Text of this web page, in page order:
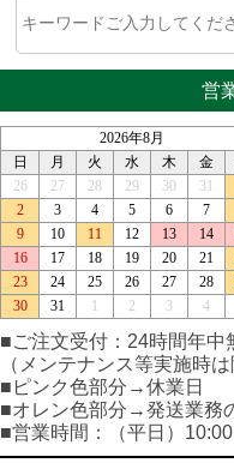
営
■ご注文受付：24時間年中
（メンテナンス等実施時は
■ピンク色部分→休業日
■オレン色部分→発送業務
■営業時間：（平日）